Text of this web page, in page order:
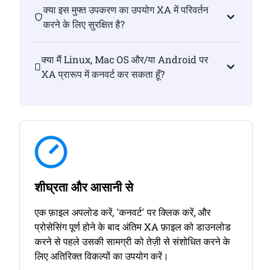
क्या इस मुफ्त उपकरण का उपयोग XA में परिवर्तन
करने के लिए सुरक्षित है?
क्या मैं Linux, Mac OS और/या Android पर
XA प्रारूप में कनवर्ट कर सकता हूँ?
शीघ्रता और आसानी से
एक फ़ाइल अपलोड करें, 'कनवर्ट' पर क्लिक करें, और
प्रोसेसिंग पूर्ण होने के बाद अंतिम XA फ़ाइल को डाउनलोड
करने से पहले उसकी सामग्री को तेज़ी से संशोधित करने के
लिए अतिरिक्त विकल्पों का उपयोग करें।